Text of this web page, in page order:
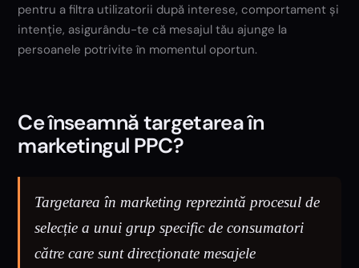
pentru a filtra utilizatorii după interese, comportament și
intenție, asigurându-te că mesajul tău ajunge la
persoanele potrivite în momentul oportun.
Ce înseamnă targetarea în
marketingul PPC?
Targetarea în marketing reprezintă procesul de
selecție a unui grup specific de consumatori
către care sunt direcționate mesajele